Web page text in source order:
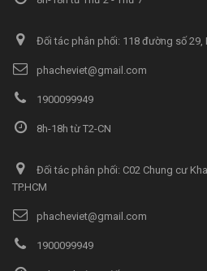
Đối tác phân phối: 118 đường số 29,
phacheviet@gmail.com
1900099949
8h-18h từ T2-CN
Đối tác phân phối: C02 Chung cư
TP.HCM
phacheviet@gmail.com
1900099949